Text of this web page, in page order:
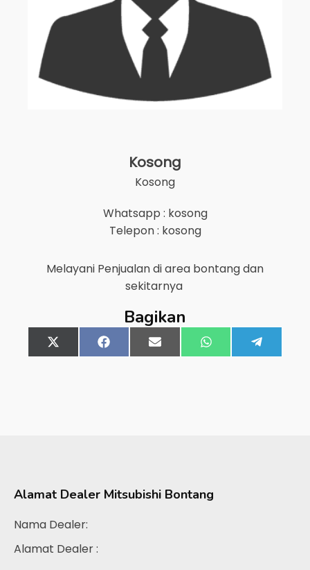
Kosong
Kosong
Whatsapp : kosong
Telepon : kosong
Melayani Penjualan di area bontangdan
sekitarnya
Bagikan
Share
on
X
(Twitter)
Share
on
FacebookShare
on
Email Share
on
WhatsApp
on
Alamat Dealer Mitsubishi Bontang
Nama Dealer:
Alamat Dealer :